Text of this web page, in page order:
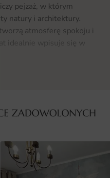
pejzaż, w którym
natury i architektury.
atmosferę spokoju i
idealnie wpisuje się w
wzrok i buduje
odnajdzie się w różnych
jak i biurach. Idealnie
jadalni, nadając im
swojej uniwersalności,
się w różnorodne style
ZADOWOLONYCH